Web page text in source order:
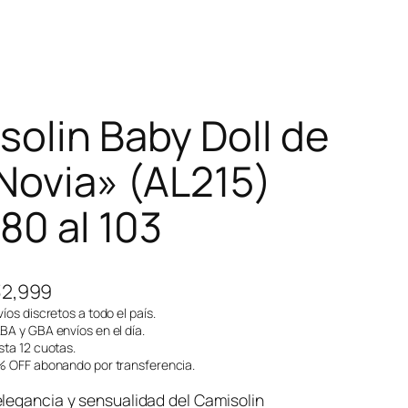
Baby Doll de
(AL215)
al 103
l
p
r
e
discretos a todo el país.
y GBA envíos en el día.
12 cuotas.
OFF abonando por transferencia.
y sensualidad del Camisolin